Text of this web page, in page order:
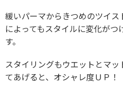
緩いパーマからきつめのツイ
によってもスタイルに変化が
す。
スタイリングもウエットとマ
てあげると、オシャレ度ＵＰ！